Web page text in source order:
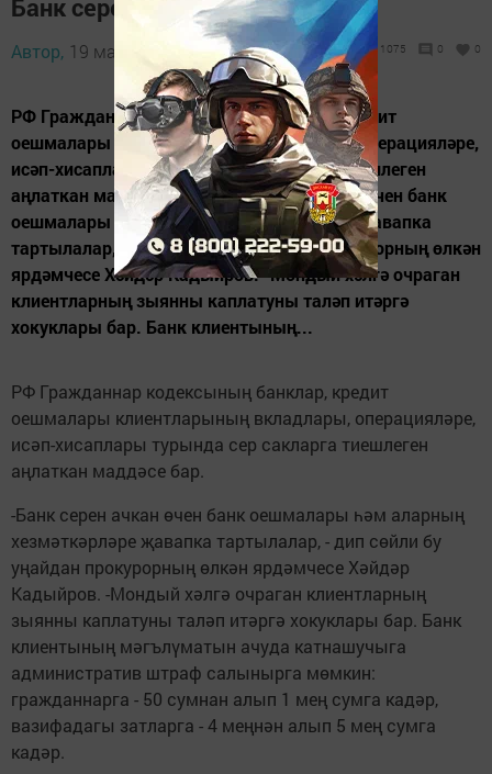
Банк сере
Автор, 19 март 2014 - 07:34 1075 0 0
РФ Гражданнар кодексының банклар, кредит
оешмалары клиентларының вкладлары, операцияләре,
исәп-хисаплары турында сер сакларга тиешлеген
аңлаткан маддәсе бар. -Банк серен ачкан өчен банк
оешмалары һәм аларның хезмәткәрләре җавапка
тартылалар, - дип сөйли бу уңайдан прокурорның өлкән
ярдәмчесе Хәйдәр Кадыйров. -Мондый хәлгә очраган
клиентларның зыянны каплатуны таләп итәргә
хокуклары бар. Банк клиентының...
РФ Гражданнар кодексының банклар, кредит
оешмалары клиентларының вкладлары, операцияләре,
исәп-хисаплары турында сер сакларга тиешлеген
аңлаткан маддәсе бар.
-Банк серен ачкан өчен банк оешмалары һәм аларның
хезмәткәрләре җавапка тартылалар, - дип сөйли бу
уңайдан прокурорның өлкән ярдәмчесе Хәйдәр
Кадыйров. -Мондый хәлгә очраган клиентларның
зыянны каплатуны таләп итәргә хокуклары бар. Банк
клиентының мәгълүматын ачуда катнашучыга
административ штраф салынырга мөмкин:
гражданнарга - 50 сумнан алып 1 мең сумга кадәр,
вазифадагы затларга - 4 меңнән алып 5 мең сумга
кадәр.